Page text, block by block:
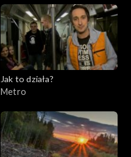
Jak to działa?
Metro